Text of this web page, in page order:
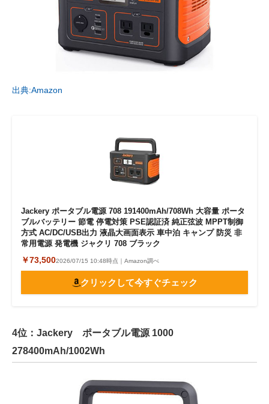
出典:Amazon
Jackery ポータブル電源 708 191400mAh/708Wh 大容量 ポータ
ブルバッテリー 節電 停電対策 PSE認証済 純正弦波 MPPT制御
方式 AC/DC/USB出力 液晶大画面表示 車中泊 キャンプ 防災 非
常用電源 発電機 ジャクリ 708 ブラック
￥73,5002026/07/15 10:48時点｜Amazon調べ
クリックして今すぐチェック
4位：Jackery ポータブル電源 1000
278400mAh/1002Wh